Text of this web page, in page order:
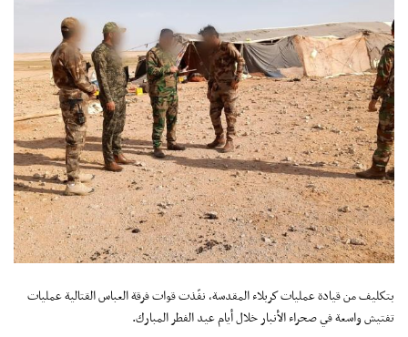
بتكليف من قيادة عمليات كربلاء المقدسة، نفّذت قوات فرقة العباس القتالية عمليات
تفتيش واسعة في صحراء الأنبار خلال أيام عيد الفطر المبارك.